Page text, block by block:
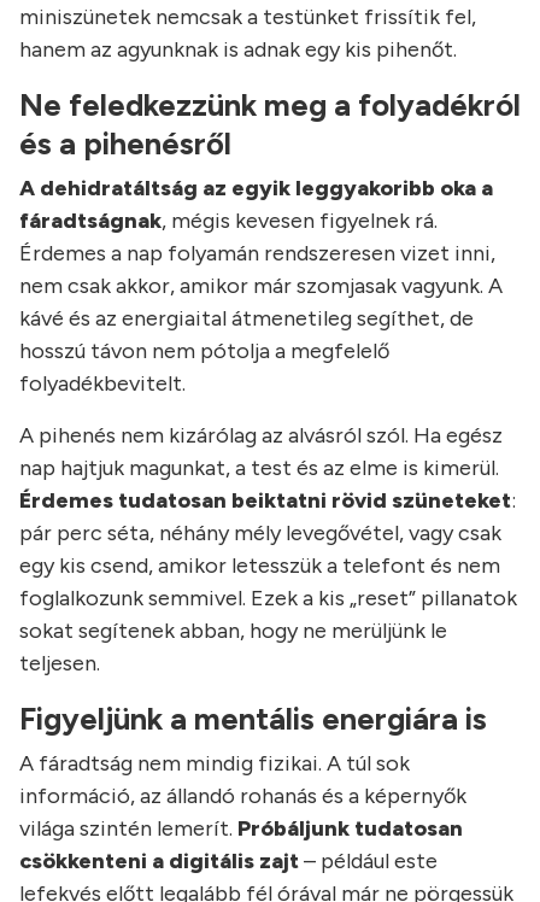
miniszünetek nemcsak a testünket frissítik fel,
hanem az agyunknak is adnak egy kis pihenőt.
Ne feledkezzünk meg a folyadékról
és a pihenésről
A dehidratáltság az egyik leggyakoribb oka a
fáradtságnak, mégis kevesen figyelnek rá.
Érdemes a nap folyamán rendszeresen vizet inni,
nem csak akkor, amikor már szomjasak vagyunk. A
kávé és az energiaital átmenetileg segíthet, de
hosszú távon nem pótolja a megfelelő
folyadékbevitelt.
A pihenés nem kizárólag az alvásról szól. Ha egész
nap hajtjuk magunkat, a test és az elme is kimerül.
Érdemes tudatosan beiktatni rövid szüneteket:
pár perc séta, néhány mély levegővétel, vagy csak
egy kis csend, amikor letesszük a telefont és nem
foglalkozunk semmivel. Ezek a kis „reset” pillanatok
sokat segítenek abban, hogy ne merüljünk le
teljesen.
Figyeljünk a mentális energiára is
A fáradtság nem mindig fizikai. A túl sok
információ, az állandó rohanás és a képernyők
világa szintén lemerít. Próbáljunk tudatosan
csökkenteni a digitális zajt– például este
lefekvés előtt legalább fél órával már ne pörgessük